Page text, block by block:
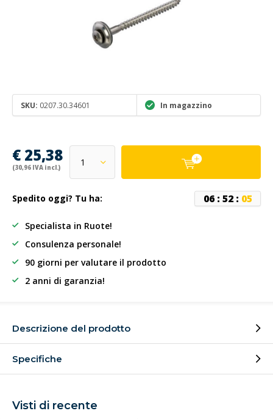
SKU: 0207.30.34601 In magazzino
€ 25,38
(30,96 IVA incl.)
Spedito oggi? Tu ha: 06: 52: 05
Specialista in Ruote!
Consulenza personale!
90 giorni per valutare il prodotto
2 anni di garanzia!
Descrizione del prodotto
Specifiche
Visti di recente